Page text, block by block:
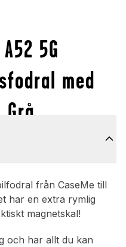
5G
med
från CaseMe till
har en extra rymlig
magnetskal!
och har allt du kan